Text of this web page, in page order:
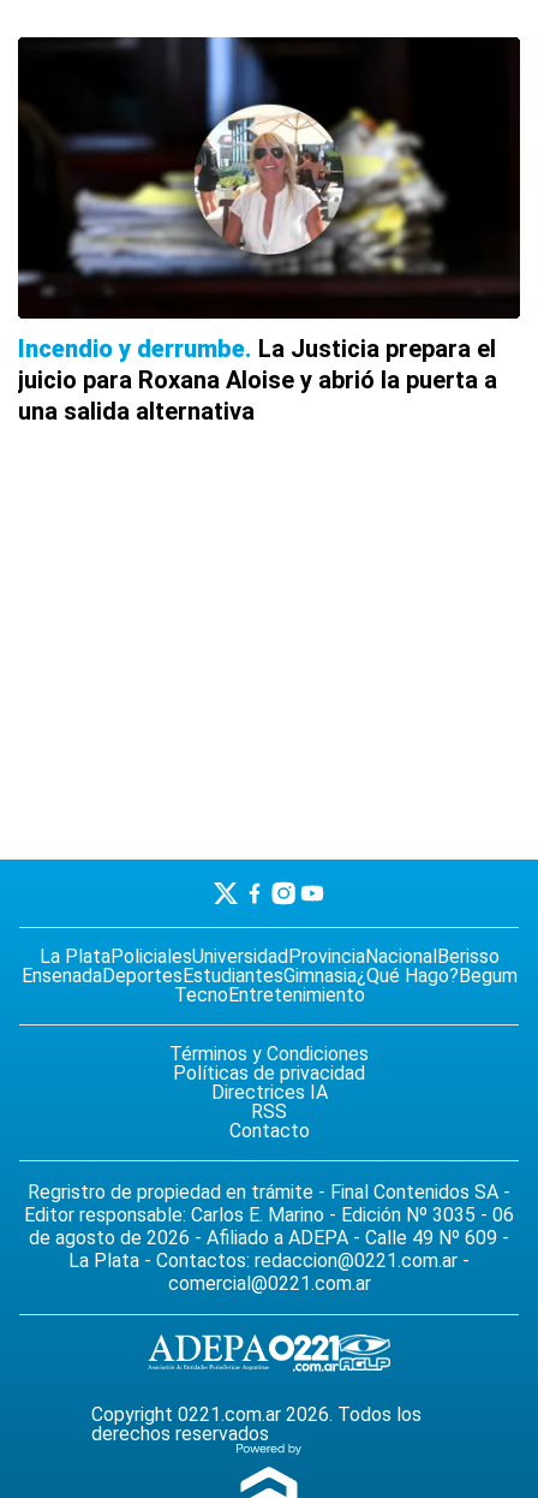
Incendio y derrumbe La Justicia prepara el
juicio para Roxana Aloise y abrió la puerta a
una salida alternativa
La PlataPolicialesUniversidadProvinciaNacionalBerisso
EnsenadaDeportesEstudiantesGimnasia¿Qué Hago?Begum
TecnoEntretenimiento
Términos y Condiciones
Políticas de privacidad
Directrices IA
RSS
Contacto
Regristro de propiedad en trámite - Final Contenidos SA -
Editor responsable: Carlos E. Marino - Edición Nº 3035 - 06
de agosto de 2026 - Afiliado a ADEPA - Calle 49 Nº 609 -
La Plata - Contactos: redaccion@0221.com.ar -
comercial@0221.com.ar
Copyright 0221.com.ar 2026. Todos los
derechos reservados